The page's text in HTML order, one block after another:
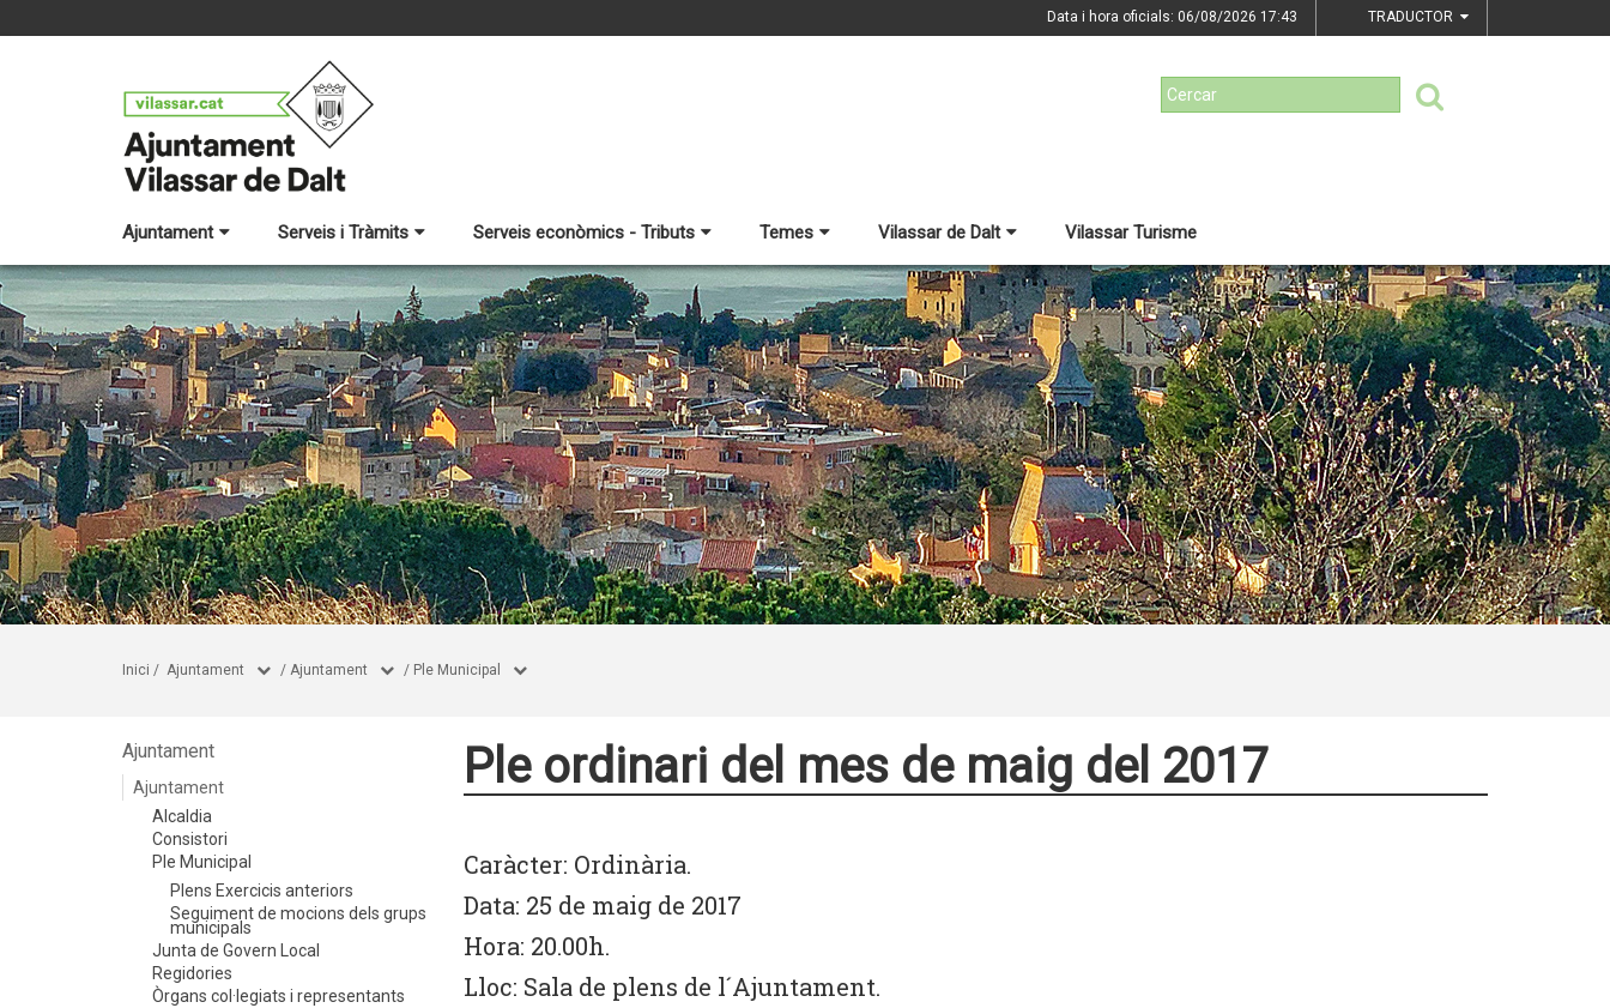
Data i hora oficials: 06/08/2026 17:43 TRADUCTOR
Ajuntament Serveis i Tràmits Serveis econòmics - Tributs Temes Vilassar de Dalt Vilassar Turisme
Inici / Ajuntament / Ajuntament / Ple Municipal
Ajuntament
Ajuntament
Alcaldia
Consistori
Ple Municipal
Plens Exercicis anteriors
Seguiment de mocions dels grups
municipals
Junta de Govern Local
Regidories
Òrgans col·legiats i representants
Ple ordinari del mes de maig del 2017
Caràcter: Ordinària.
Data: 25 de maig de 2017
Hora: 20.00h.
Lloc: Sala de plens de l´Ajuntament.